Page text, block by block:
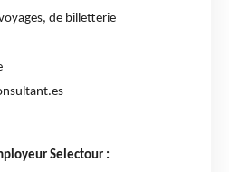
de billetterie
Selectour :